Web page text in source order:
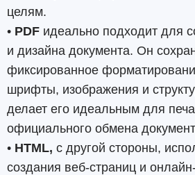
целям.
• PDF идеально подходит для
и дизайна документа. Он
фиксированное
шрифты, изображения и
делает его идеальным для
официального обмена
• HTML, с другой стороны,
создания веб-страниц и